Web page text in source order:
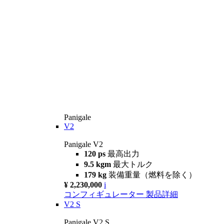
Panigale
V2
Panigale V2
120 ps 最高出力
9.5 kgm 最大トルク
179 kg 装備重量（燃料を除く）
¥ 2,230,000 i
コンフィギュレーター 製品詳細
V2 S
Panigale V2 S